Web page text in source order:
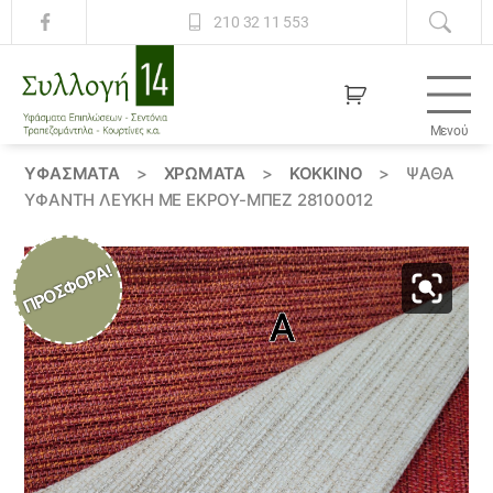
210 32 11 553
14
Μενού
ΥΦΆΣΜΑΤΑ > ΧΡΏΜΑΤΑ > ΚΟΚΚΙΝΟ >
ΨΑΘΑ
ΥΦΑΝΤΗ ΛΕΥΚΉ ΜΕ ΕΚΡΟΎ-ΜΠΈΖ 28100012
ΠΡΟΣΦΟΡΆ!